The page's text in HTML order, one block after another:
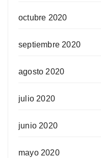
octubre 2020
septiembre 2020
agosto 2020
julio 2020
junio 2020
mayo 2020